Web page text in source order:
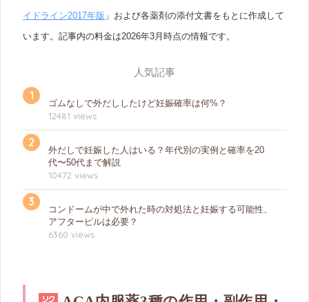
イドライン2017年版 」および各薬剤の添付文書をもとに作成して
います。記事内の料金は2026年3月時点の情報です。
人気記事
1
ゴムなしで外だししたけど妊娠確率は何%？
12481 views
2
外だしで妊娠した人はいる？年代別の実例と確率を20
代〜50代まで解説
10472 views
3
コンドームが中で外れた時の対処法と妊娠する可能性、
アフターピルは必要？
6360 views